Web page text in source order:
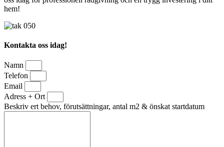
hem!
Kontakta oss idag!
Namn
Telefon
Email
Adress + Ort
Beskriv ert behov, förutsättningar, antal m2 & önskat startdatum